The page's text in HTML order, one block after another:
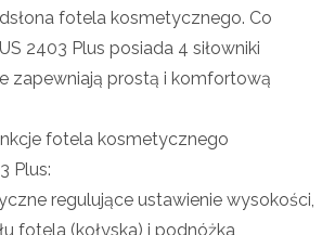
fotela kosmetycznego. Co
2403 Plus posiada 4 siłowniki
zapewniają prostą i komfortową
fotela kosmetycznego
Plus:
regulujące ustawienie wysokości,
fotela (kołyska) i podnóżka,